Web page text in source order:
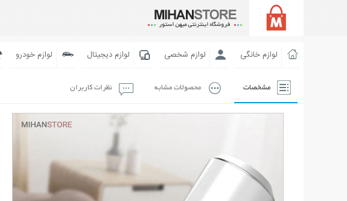
لوازم خانگی لوازم شخصی لوازم دیجیتال لوازم خودرو
مشخصات محصولات مشابه نظرات کاربران